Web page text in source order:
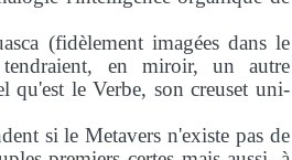
(fidèlement imagées dans le
en miroir, un autre
qu'est le Verbe, son creuset uni-
si le Metavers n'existe pas de